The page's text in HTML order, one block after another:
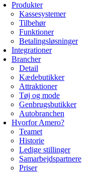
Produkter
Kassesystemer
Tilbehør
Funktioner
Betalingsløsninger
Integrationer
Brancher
Detail
Kædebutikker
Attraktioner
Tøj og mode
Genbrugsbutikker
Autobranchen
Hvorfor Amero?
Teamet
Historie
Ledige stillinger
Samarbejdspartnere
Priser